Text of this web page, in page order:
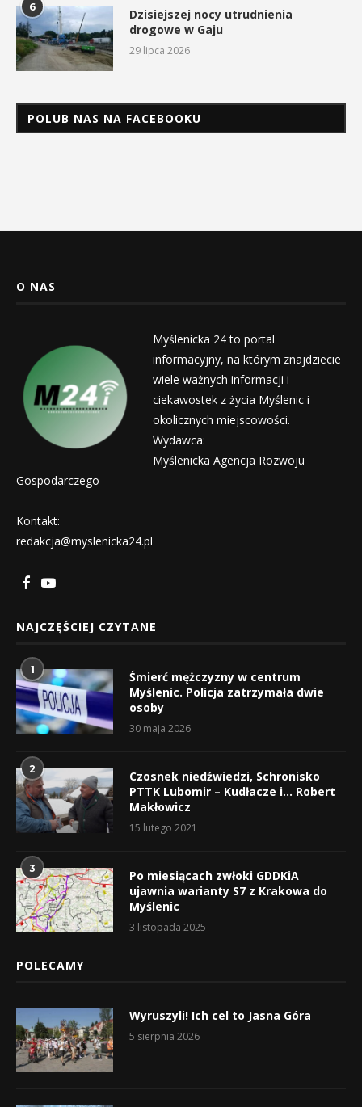
6
Dzisiejszej nocy utrudnienia
drogowe w Gaju
29 lipca 2026
POLUB NAS NA FACEBOOKU
O NAS
Myślenicka 24 to portal
informacyjny, na którym znajdziecie
wiele ważnych informacji i
ciekawostek z życia Myślenic i
okolicznych miejscowości.
Wydawca:
Myślenicka Agencja Rozwoju
Gospodarczego
Kontakt:
redakcja@myslenicka24.pl
NAJCZĘŚCIEJ CZYTANE
1
Śmierć mężczyzny w centrum
Myślenic. Policja zatrzymała dwie
osoby
30 maja 2026
2
Czosnek niedźwiedzi, Schronisko
PTTK Lubomir – Kudłacze i… Robert
Makłowicz
15 lutego 2021
3
Po miesiącach zwłoki GDDKiA
ujawnia warianty S7 z Krakowa do
Myślenic
3 listopada 2025
POLECAMY
Wyruszyli! Ich cel to Jasna Góra
5 sierpnia 2026